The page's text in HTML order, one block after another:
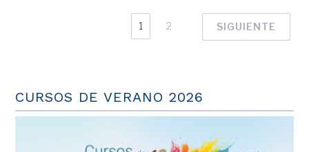
1 2 SIGUIENTE
CURSOS DE VERANO 2026